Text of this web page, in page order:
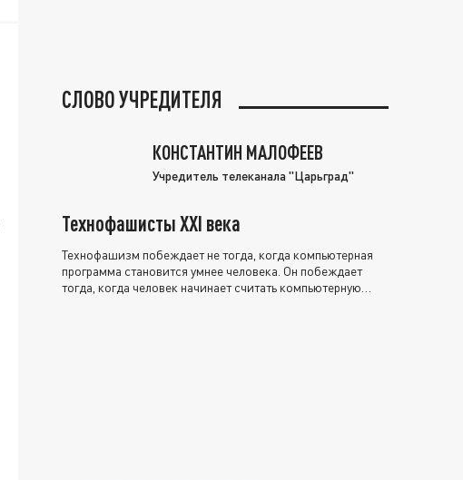
СЛОВО УЧРЕДИТЕЛЯ
КОНСТАНТИН МАЛОФЕЕВ
Учредитель телеканала "Царьград"
Технофашисты XXI века
Технофашизм побеждает не тогда, когда компьютерная
программа становится умнее человека. Он побеждает
тогда, когда человек начинает считать компьютерную